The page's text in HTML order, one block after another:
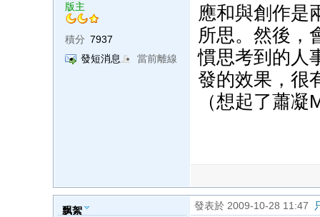
版主
積分 7937
發短消息
當前離線
應和與創作是
所思。然後，
慣思考到的人
發的效果，很
（想起了蕭
飘絮
發表於 2009-10-28 11:47